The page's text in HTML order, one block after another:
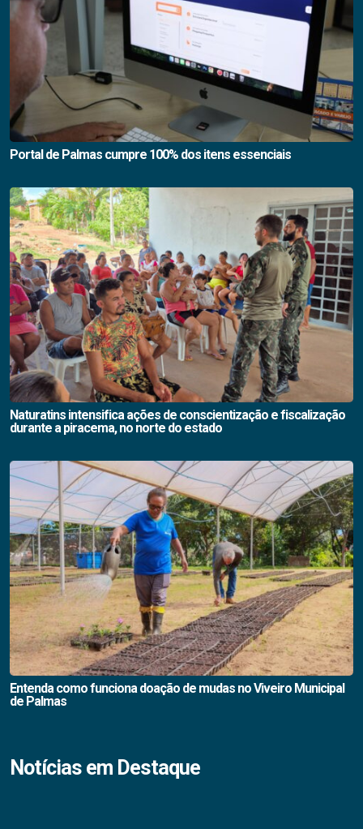
Portal de Palmas cumpre 100% dos itens essenciais
Naturatins intensifica ações de conscientização e fiscalização
durante a piracema, no norte do estado
Entenda como funciona doação de mudas no Viveiro Municipal
de Palmas
Notícias em Destaque